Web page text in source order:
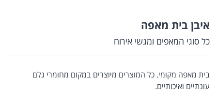
איבן בית מאפה
כל סוגי המאפים ומגשי אירוח
בית מאפה מקומי. כל המוצרים מיוצרים במקום מחומרי גלם
עונתיים ואיכותיים.